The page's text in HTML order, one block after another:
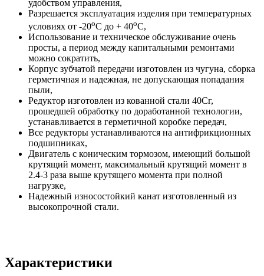
удобством управления,
Разрешается эксплуатация изделия при температурных
условиях от -20оС до + 40оС,
Использование и техническое обслуживание очень
просты, а период между капитальными ремонтами
можно сократить,
Корпус зубчатой передачи изготовлен из чугуна, сборка
герметичная и надежная, не допускающая попадания
пыли,
Редуктор изготовлен из кованной стали 40Сг,
прошедшей обработку по доработанной технологии,
устанавливается в герметичной коробке передач,
Все редукторы устанавливаются на антифрикционных
подшипниках,
Двигатель с коническим тормозом, имеющий большой
крутящий момент, максимальный крутящий момент в
2.4-3 раза выше крутящего момента при полной
нагрузке,
Надежный износостойкий канат изготовленный из
высокопрочной стали.
Характеристики